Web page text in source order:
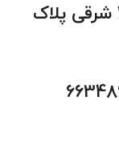
کرج : فاز 4 مهرشهر خیابان 411 شرقی پلاک
66348664 –